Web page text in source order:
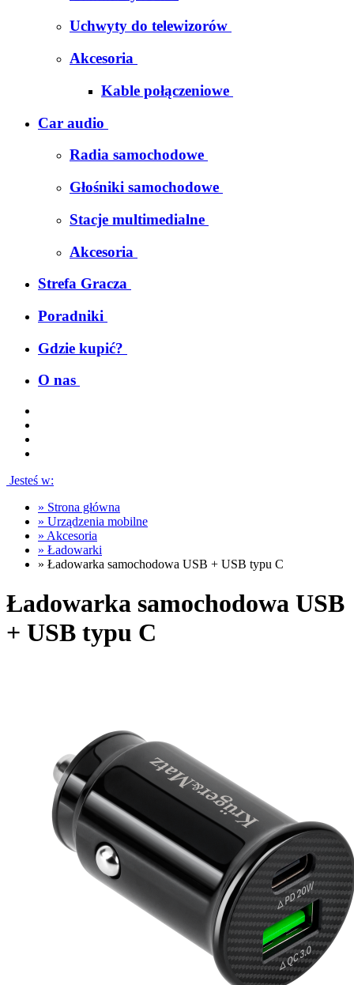
Uchwyty do telewizorów
Akcesoria
Kable połączeniowe
Car audio
Radia samochodowe
Głośniki samochodowe
Stacje multimedialne
Akcesoria
Strefa Gracza
Poradniki
Gdzie kupić?
O nas
Jesteś w:
» Strona główna
» Urządzenia mobilne
» Akcesoria
» Ładowarki
» Ładowarka samochodowa USB + USB typu C
Ładowarka samochodowa USB
+ USB typu C